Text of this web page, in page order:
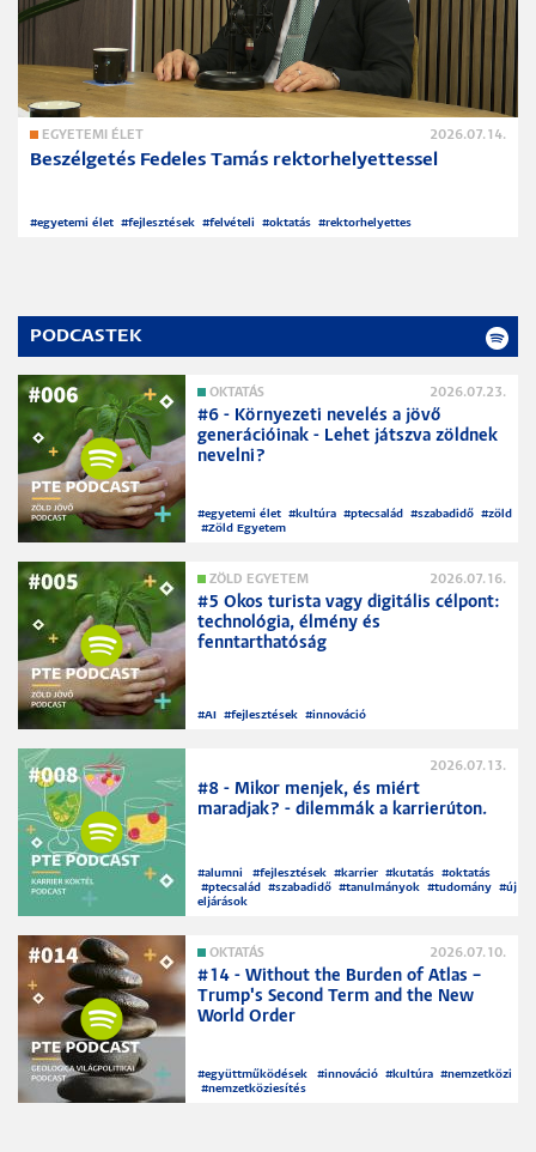
EGYETEMI ÉLET 2026.07.14.
Beszélgetés Fedeles Tamás rektorhelyettessel
#egyetemi élet #fejlesztések #felvételi #oktatás #rektorhelyettes
PODCASTEK
OKTATÁS 2026.07.23.
#6 - Környezeti nevelés a jövő
generációinak - Lehet játszva zöldnek
nevelni?
#egyetemi élet # kultúra #ptecsalád #szabadidő #zöld
#Zöld Egyetem
ZÖLD EGYETEM 2026.07.16.
#5 Okos turista vagy digitális célpont:
technológia, élmény és
fenntarthatóság
#AI #fejlesztések #innováció
2026.07.13.
#8 - Mikor menjek, és miért
maradjak? - dilemmák a karrierúton.
#alumni #fejlesztések # karrier # kutatás #oktatás
#ptecsalád #szabadidő #tanulmányok #tudomány #új
eljárások
OKTATÁS 2026.07.10.
#14 - Without the Burden of Atlas –
Trump's Second Term and the New
World Order
#együttműködések #innováció # kultúra #nemzetközi
#nemzetköziesítés